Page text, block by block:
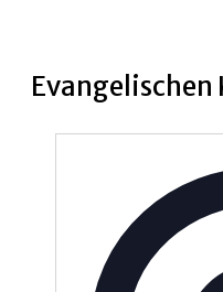
Evangelischen